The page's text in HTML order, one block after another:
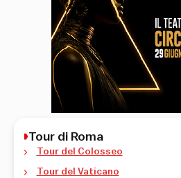
Tour di Roma
Tour del Colosseo
Tour del Vaticano